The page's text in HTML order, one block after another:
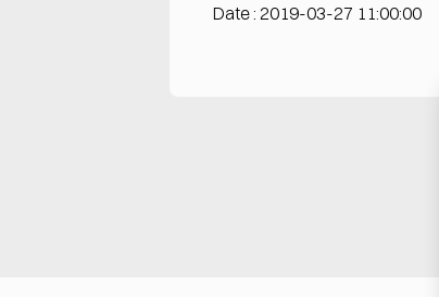
Date : 2019-03-27 11:00:00